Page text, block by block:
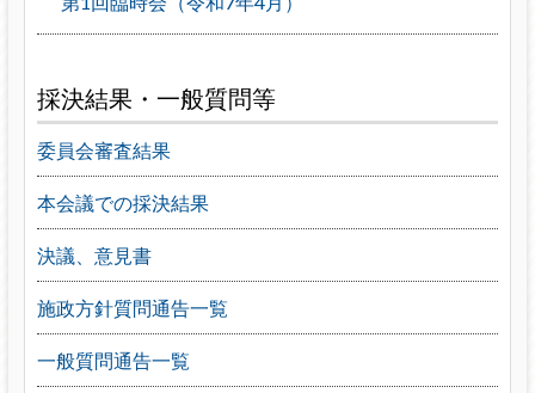
採決結果・一般質問等
委員会審査結果
本会議での採決結果
決議、意見書
施政方針質問通告一覧
一般質問通告一覧